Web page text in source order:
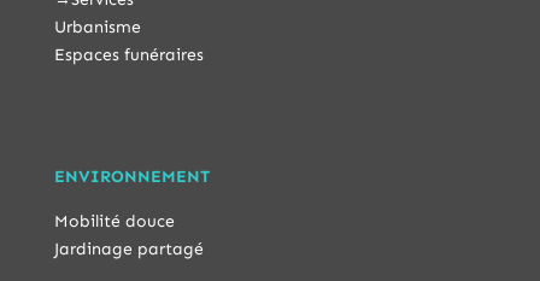
Urbanisme
Espaces funéraires
ENVIRONNEMENT
Mobilité douce
Jardinage partagé